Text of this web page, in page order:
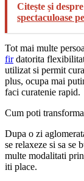
Citește și
spectaculoase
Tot mai multe
firdatorita
utilizat si permit
plus, ocupa mai
faci curatenie rapid.
Cum poti
Dupa o zi
se relaxeze si sa se
multe modalitati
iti place.